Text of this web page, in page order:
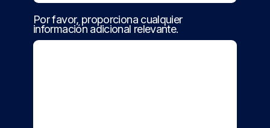
Por favor, proporciona cualquier
información adicional relevante.